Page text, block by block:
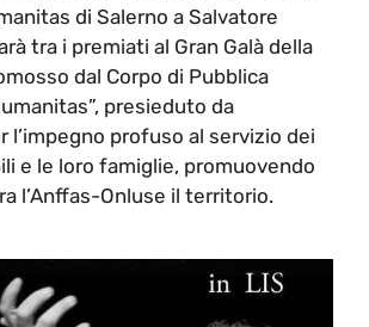
di Salerno a Salvatore
tra i premiati al Gran Galà della
dal Corpo di Pubblica
presieduto da
l’impegno profuso al servizio dei
e le loro famiglie, promuovendo
l’Anffas-Onluse il territorio.